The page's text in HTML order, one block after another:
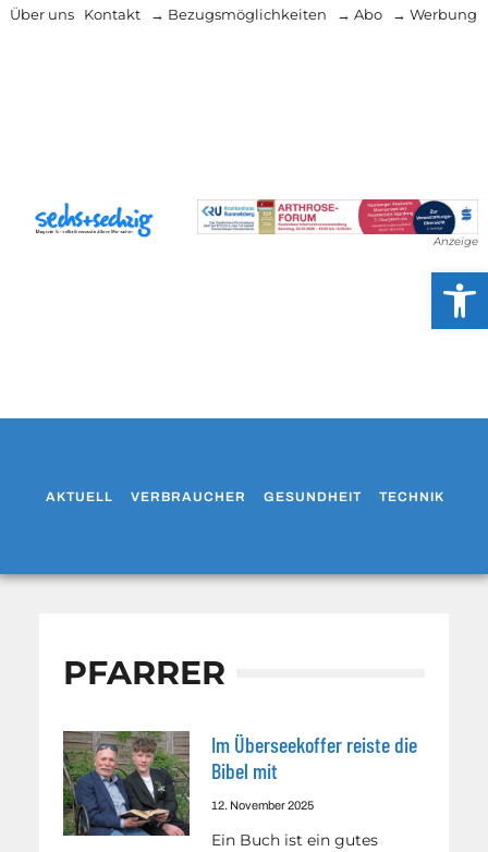
Über uns Kontakt → Bezugsmöglichkeiten → Abo → Werbung
Anzeige
AKTUELL VERBRAUCHER GESUNDHEIT TECHNIK
PFARRER
Im Überseekoffer reiste die
Bibel mit
12. November 2025
Ein Buch ist ein gutes